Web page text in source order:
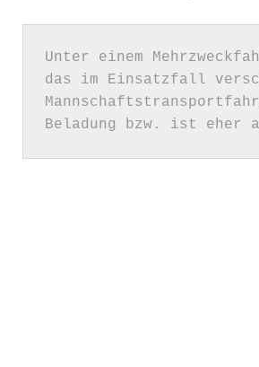
Unter einem
das im Einsatzfall
Beladung bzw. ist eher